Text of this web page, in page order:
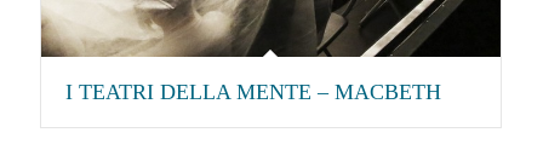
I TEATRI DELLA MENTE – MACBETH